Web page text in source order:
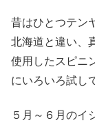
昔はひとつテン
北海道と違い、
使用したスピニ
にいろいろ試し
５月～６月のイ